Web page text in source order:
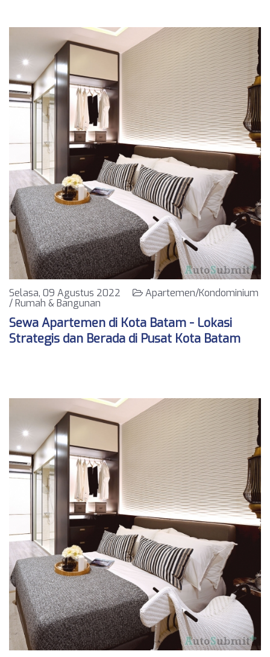
Selasa, 09 Agustus 2022
Apartemen/Kondominium
/ Rumah & Bangunan
Sewa Apartemen di Kota Batam - Lokasi
Strategis dan Berada di Pusat Kota Batam